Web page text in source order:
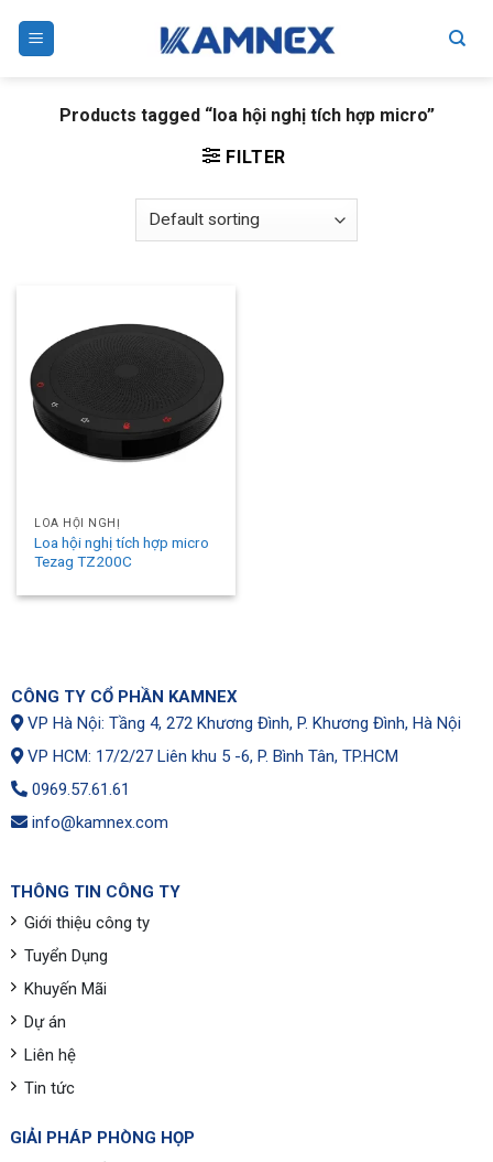
Products tagged “loa hội nghị tích hợp micro”
FILTER
LOA HỘI NGHỊ
Loa hội nghị tích hợp micro
Tezag TZ200C
CÔNG TY CỔ PHẦN KAMNEX
VP Hà Nội: Tầng 4, 272 Khương Đình, P. Khương Đình, Hà Nội
VP HCM: 17/2/27 Liên khu 5 -6, P. Bình Tân, TP.HCM
0969.57.61.61
info@kamnex.com
THÔNG TIN CÔNG TY
Giới thiệu công ty
Tuyển Dụng
Khuyến Mãi
Dự án
Liên hệ
Tin tức
GIẢI PHÁP PHÒNG HỌP